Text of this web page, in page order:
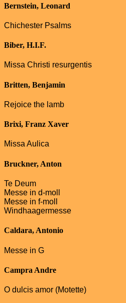
Bernstein, Leonard
Chichester Psalms
Biber, H.I.F.
Missa Christi resurgentis
Britten, Benjamin
Rejoice the lamb
Brixi, Franz Xaver
Missa Aulica
Bruckner, Anton
Te Deum
Messe in d-moll
Messe in f-moll
Windhaagermesse
Caldara, Antonio
Messe in G
Campra Andre
O dulcis amor (Motette)